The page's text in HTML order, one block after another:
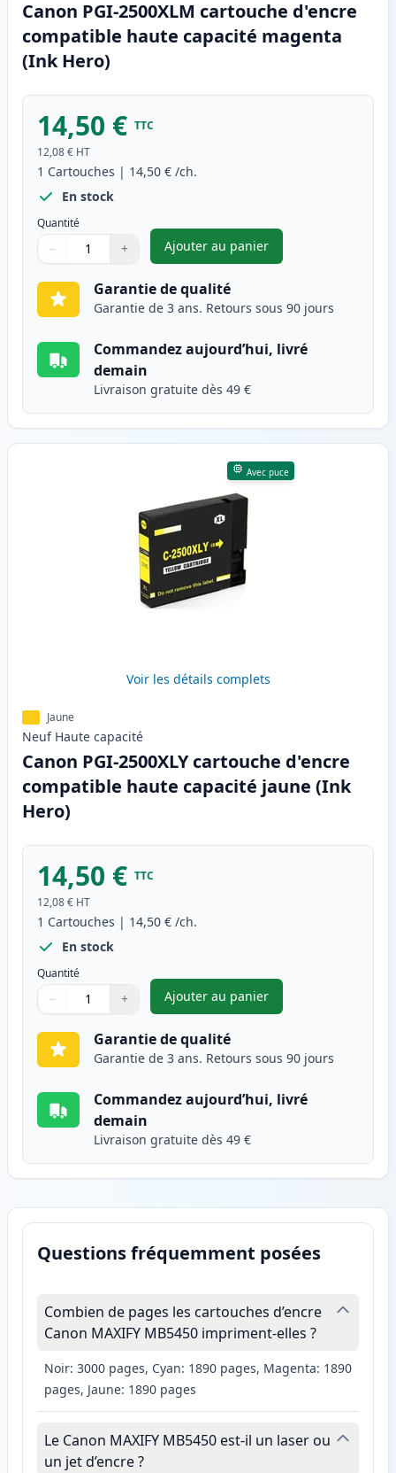
Canon PGI-2500XLM cartouche d'encre
compatible haute capacité magenta
(Ink Hero)
14,50 € TTC
12,08 € HT
1 Cartouches | 14,50 € /ch.
En stock
Quantité
Quantité
Utilisez les boutons pour ajuster
− +
Quantité
Ajouter au panier
,Canon PGI-2500XLM
Garantie de qualité
Garantie de 3 ans. Retours sous 90 jours
Commandez aujourd’hui, livré
demain
Livraison gratuite dès 49 €
Avec puce
Voir les détails complets
Jaune
Neuf Haute capacité
Canon PGI-2500XLY cartouche d'encre
compatible haute capacité jaune (Ink
Hero)
14,50 € TTC
12,08 € HT
1 Cartouches | 14,50 € /ch.
En stock
Quantité
Quantité
Utilisez les boutons pour ajuster
− +
Quantité
Ajouter au panier
,Canon PGI-2500XLY
Garantie de qualité
Garantie de 3 ans. Retours sous 90 jours
Commandez aujourd’hui, livré
demain
Livraison gratuite dès 49 €
Questions fréquemment posées
Combien de pages les cartouches d’encre
Canon MAXIFY MB5450 impriment-elles ?
Noir: 3000 pages, Cyan: 1890 pages, Magenta: 1890
pages, Jaune: 1890 pages
Le Canon MAXIFY MB5450 est-il un laser ou
un jet d’encre ?